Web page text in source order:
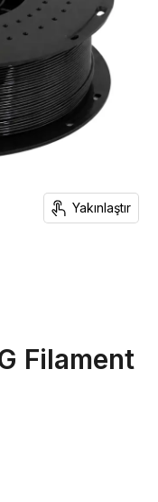
Yakınlaştır
Filament